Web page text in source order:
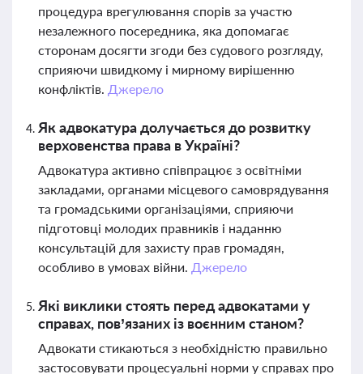
процедура врегулювання спорів за участю
незалежного посередника, яка допомагає
сторонам досягти згоди без судового розгляду,
сприяючи швидкому і мирному вирішенню
конфліктів. Джерело
Як адвокатура долучається до розвитку
верховенства права в Україні?
Адвокатура активно співпрацює з освітніми
закладами, органами місцевого самоврядування
та громадськими організаціями, сприяючи
підготовці молодих правників і наданню
консультацій для захисту прав громадян,
особливо в умовах війни. Джерело
Які виклики стоять перед адвокатами у
справах, пов’язаних із воєнним станом?
Адвокати стикаються з необхідністю правильно
застосовувати процесуальні норми у справах про